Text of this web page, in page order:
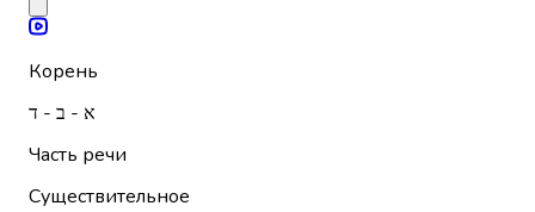
Корень
א - ב - ד
Часть речи
Существительное